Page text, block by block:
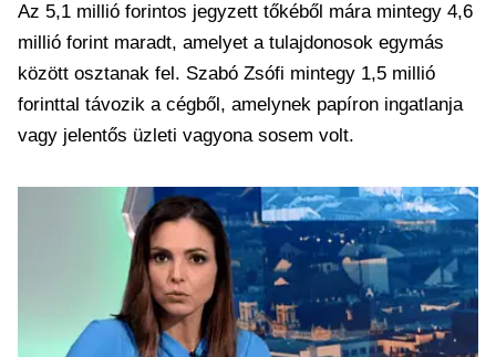
Az 5,1 millió forintos jegyzett tőkéből mára mintegy 4,6
millió forint maradt, amelyet a tulajdonosok egymás
között osztanak fel. Szabó Zsófi mintegy 1,5 millió
forinttal távozik a cégből, amelynek papíron ingatlanja
vagy jelentős üzleti vagyona sosem volt.